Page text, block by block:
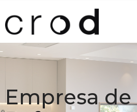
Empresa de